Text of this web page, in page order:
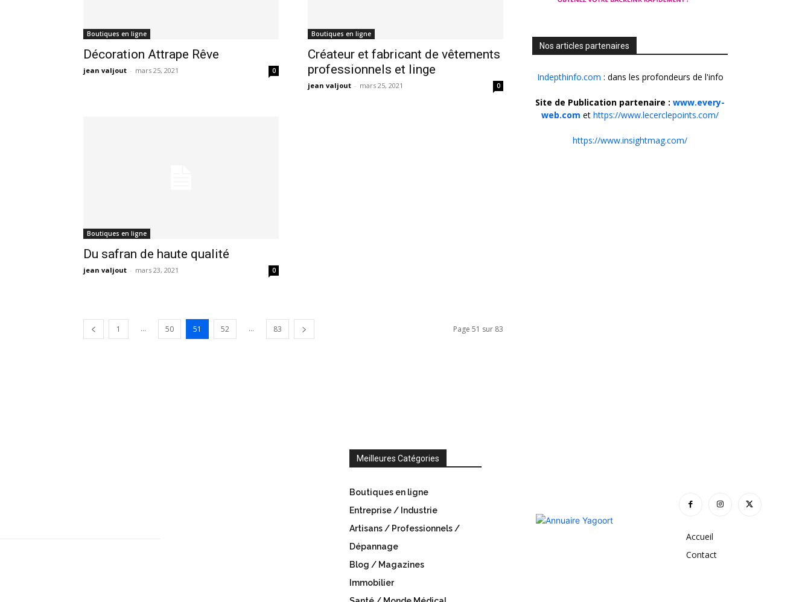
Boutiques en ligne
Décoration Attrape Rêve
jean valjout - mars 25, 2021 0
Boutiques en ligne
Créateur et fabricant de vêtements
professionnels et linge
jean valjout - mars 25, 2021 0
Boutiques en ligne
Du safran de haute qualité
jean valjout - mars 23, 2021 0
1 ... 50 51 52 ... 83 Page 51 sur 83
Nos articles partenaires
Indepthinfo.com : dans les profondeurs de l'info
Site de Publication partenaire : www.every-
web.com et https://www.lecerclepoints.com/
https://www.insightmag.com/
Meilleures Catégories
Boutiques en ligne
Entreprise / Industrie
Artisans / Professionnels /
Dépannage
Blog / Magazines
Immobilier
Accueil
Contact